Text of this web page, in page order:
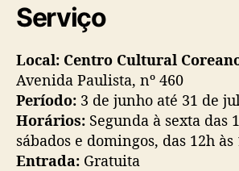
Serviço
Local: Centro Cultural
Avenida Paulista, nº 460
Período: 3 de junho até 31 de
Horários: Segunda à sexta das
sábados e domingos, das 12h às
Entrada: Gratuita